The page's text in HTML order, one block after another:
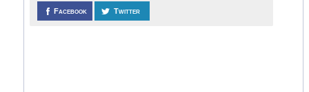
Facebook Twitter